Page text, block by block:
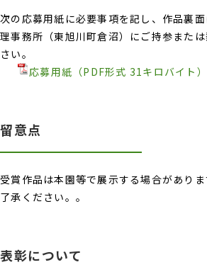
次の応募用紙に必要事項を記し、作品裏
理事務所（東旭川町倉沼）にご持参また
さい。
応募用紙（PDF形式 31キロバイト）
留意点
受賞作品は本園等で展示する場合があり
了承ください。。
表彰について